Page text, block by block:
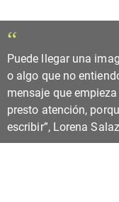
“
Puede llegar una
o algo que no
mensaje que
presto atención,
escribir”, Lorena